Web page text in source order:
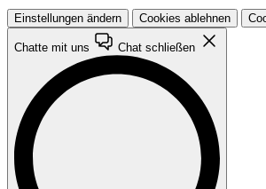
Einstellungen ändern Cookies ablehnen
Chatte mit uns Chat schließen